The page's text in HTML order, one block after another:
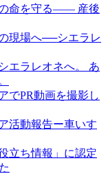
命を守る—— 産後
現場へ──シエラレ
エラレオネへ。 あ
でPR動画を撮影し
活動報告ー車いす
立ち情報」に認定